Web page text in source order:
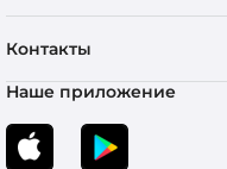
Контакты
Наше приложение